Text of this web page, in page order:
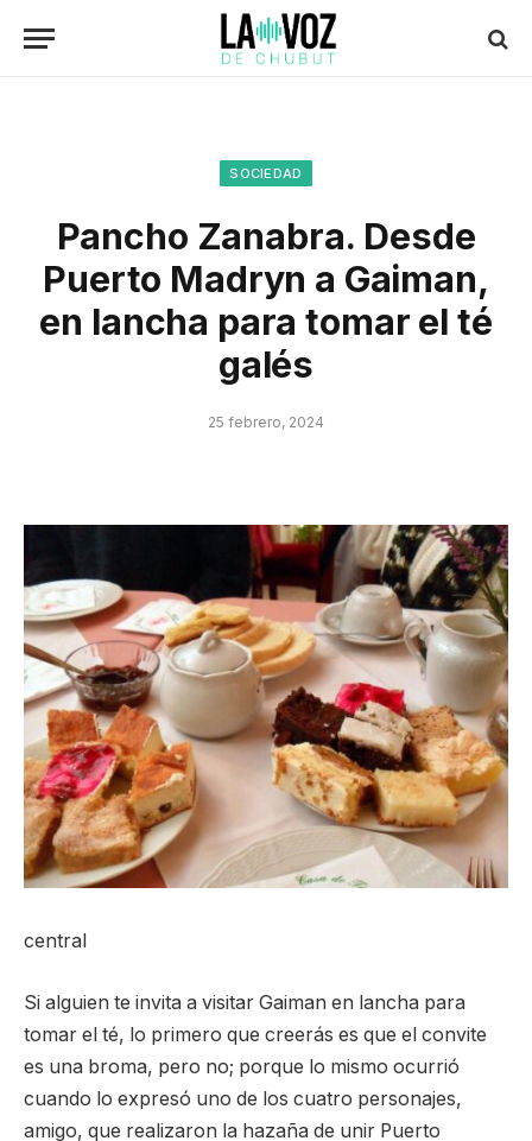
SOCIEDAD
Pancho Zanabra. Desde
Puerto Madryn a Gaiman,
en lancha para tomar el té
galés
25 febrero, 2024
central
Si alguien te invita a visitar Gaiman en lancha para
tomar el té, lo primero que creerás es que el convite
es una broma, pero no; porque lo mismo ocurrió
cuando lo expresó uno de los cuatro personajes,
amigo, que realizaron la hazaña de unir Puerto